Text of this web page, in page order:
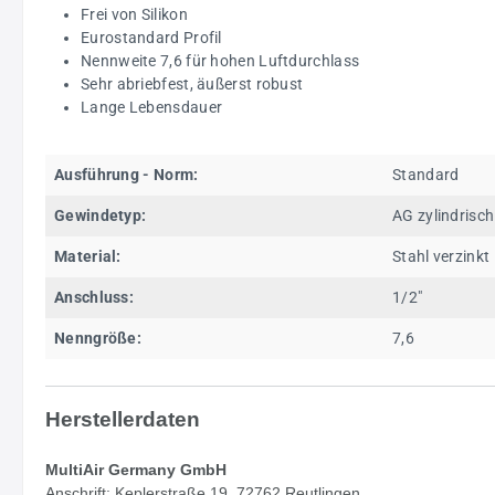
Frei von Silikon
Eurostandard Profil
Nennweite 7,6 für hohen Luftdurchlass
Sehr abriebfest, äußerst robust
Lange Lebensdauer
Ausführung - Norm: Standard
Gewindetyp: AG
Material: Stahl verzinkt
Anschluss: 1/2"
Nenngröße: 7,6
Herstellerdaten
MultiAir Germany GmbH